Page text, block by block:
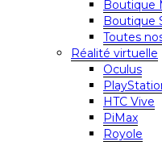
Boutique
Boutique
Toutes
Réalité virtuelle
Oculus
HTC Vive
PiMax
Royole